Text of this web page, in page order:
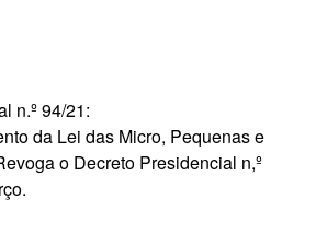
n.º 94/21:
da Lei das Micro, Pequenas e
o Decreto Presidencial n,º